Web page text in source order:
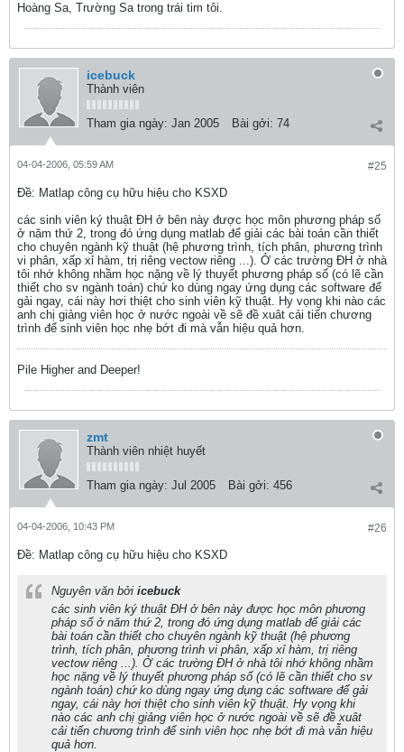
Hoàng Sa, Trường Sa trong trái tim tôi.
icebuck
Thành viên
Tham gia ngày: Jan 2005 Bài gởi: 74
#25
04-04-2006, 05:59 AM
Ðề: Matlap công cụ hữu hiệu cho KSXD
các sinh viên ký thuật ĐH ở bên này được học môn phương pháp số
ở năm thứ 2, trong đó ứng dụng matlab để giải các bài toán cần thiết
cho chuyên ngành kỹ thuật (hệ phương trình, tích phân, phương trình
vi phân, xấp xỉ hàm, trị riêng vectow riêng ...). Ở các trường ĐH ở nhà
tôi nhớ không nhầm học nặng về lý thuyết phương pháp số (có lẽ cần
thiết cho sv ngành toán) chứ ko dùng ngay ứng dụng các software để
gải ngay, cái này hơi thiệt cho sinh viên kỹ thuật. Hy vọng khi nào các
anh chị giảng viên học ở nước ngoài về sẽ đề xuât cải tiến chương
trình để sinh viên học nhẹ bớt đi mà vẫn hiệu quả hơn.
Pile Higher and Deeper!
zmt
Thành viên nhiệt huyết
Tham gia ngày: Jul 2005 Bài gởi: 456
#26
04-04-2006, 10:43 PM
Ðề: Matlap công cụ hữu hiệu cho KSXD
Nguyên văn bởi icebuck
các sinh viên ký thuật ĐH ở bên này được học môn phương
pháp số ở năm thứ 2, trong đó ứng dụng matlab để giải các
bài toán cần thiết cho chuyên ngành kỹ thuật (hệ phương
trình, tích phân, phương trình vi phân, xấp xỉ hàm, trị riêng
vectow riêng ...). Ở các trường ĐH ở nhà tôi nhớ không nhầm
học nặng về lý thuyết phương pháp số (có lẽ cần thiết cho sv
ngành toán) chứ ko dùng ngay ứng dụng các software để gải
ngay, cái này hơi thiệt cho sinh viên kỹ thuật. Hy vọng khi
nào các anh chị giảng viên học ở nước ngoài về sẽ đề xuât
cải tiến chương trình để sinh viên học nhẹ bớt đi mà vẫn hiệu
quả hơn.